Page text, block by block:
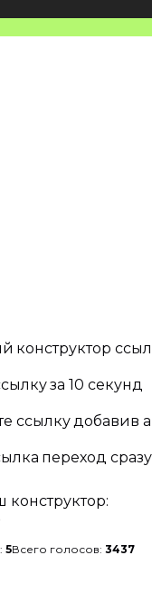
конструктор
за 10 секунд
ссылкудобавив
переход
5Всего голосов: 3437